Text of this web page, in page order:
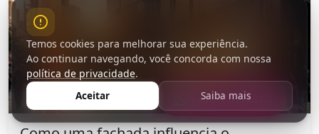
Fale Conosco
Temos cookies para melhorar sua experiência.
Ao continuar navegando, você concorda com nossa
política de privacidade.
Aceitar
Saiba mais